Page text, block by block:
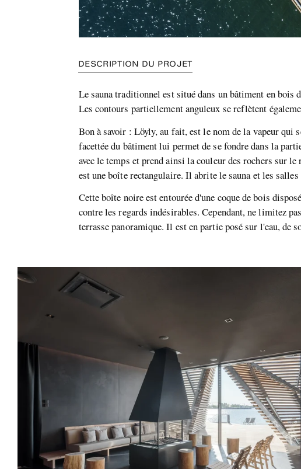
DESCRIPTION DU PROJET
Le sauna traditionnel est situé dans un bâtiment en
Les contours partiellement anguleux se reflètent
Bon à savoir : Löyly, au fait, est le nom de la vapeur qui
facettée du bâtiment lui permet de se fondre dans la
avec le temps et prend ainsi la couleur des rochers sur
est une boîte rectangulaire. Il abrite le sauna et les salles
Cette boîte noire est entourée d'une coque de bois
contre les regards indésirables. Cependant, ne limitez
terrasse panoramique. Il est en partie posé sur l'eau, de